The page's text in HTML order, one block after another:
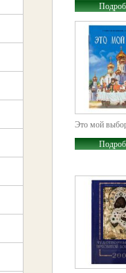
Это мой